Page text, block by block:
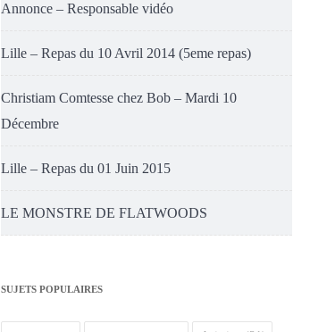
Annonce – Responsable vidéo
Lille – Repas du 10 Avril 2014 (5eme repas)
Christiam Comtesse chez Bob – Mardi 10
Décembre
Lille – Repas du 01 Juin 2015
LE MONSTRE DE FLATWOODS
SUJETS POPULAIRES